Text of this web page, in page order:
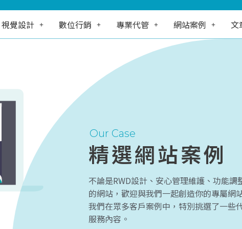
視覺設計 數位行銷 專業代管 網站案例 文
Our Case
精選網站案例
不論是RWD設計、安心管理維護、功能
的網站，歡迎與我們一起創造你的專屬網
我們在眾多客戶案例中，特別挑選了一些
服務內容。